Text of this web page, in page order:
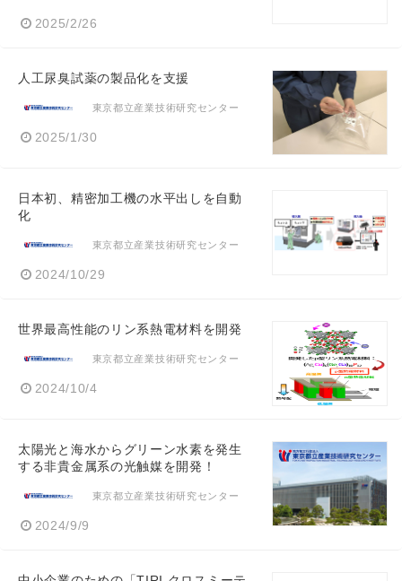
2025/2/26
人工尿臭試薬の製品化を支援
東京都立産業技術研究センター
2025/1/30
日本初、精密加工機の水平出しを自動
化
東京都立産業技術研究センター
2024/10/29
世界最高性能のリン系熱電材料を開発
東京都立産業技術研究センター
2024/10/4
太陽光と海水からグリーン水素を発生
する非貴金属系の光触媒を開発！
東京都立産業技術研究センター
2024/9/9